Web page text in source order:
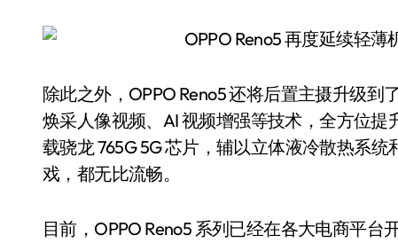
除此之外，OPPO Reno5 还将后置主摄升级
焕采人像视频、AI 视频增强等技术，全方位提
载骁龙 765G 5G 芯片，辅以立体液冷散热系
戏，都无比流畅。
目前，OPPO Reno5 系列已经在各大电商平